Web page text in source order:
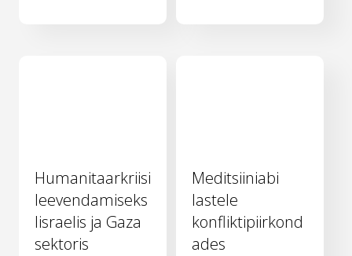
Humanitaarkriisi
leevendamiseks
Iisraelis ja Gaza
sektoris
Meditsiiniabi
lastele
konfliktipiirkond
ades